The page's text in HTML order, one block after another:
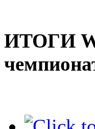
ИТОГИ